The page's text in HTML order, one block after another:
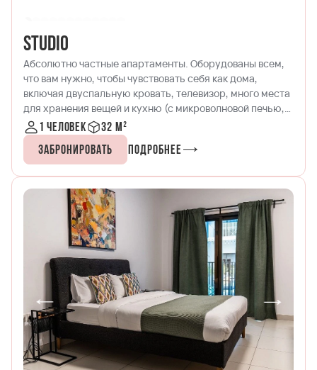
Studio
Абсолютно частные апартаменты. Оборудованы всем,
что вам нужно, чтобы чувствовать себя как дома,
включая двуспальную кровать, телевизор, много места
для хранения вещей и кухню (с микроволновой печью,
плитой с четырьмя конфорками и холодильником с
морозильной камерой), красивую обеденную зону и
террасу с удобным креслом.
1 человек
32 м²
Забронировать
Подробнее